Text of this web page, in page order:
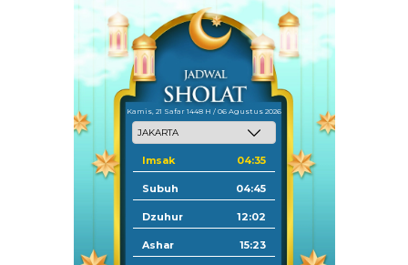
Kamis, 21 Safar 1448 H / 06 Agustus 2026
Imsak 04:35
Subuh 04:45
Dzuhur 12:02
Ashar 15:23